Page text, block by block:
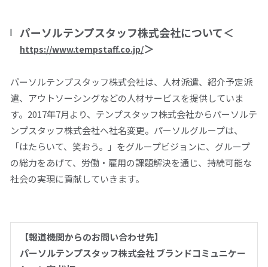
パーソルテンプスタッフ株式会社について＜
https://www.tempstaff.co.jp/＞
パーソルテンプスタッフ株式会社は、人材派遣、紹介予定派
遣、アウトソーシングなどの人材サービスを提供していま
す。 2017年7月より、テンプスタッフ株式会社からパーソルテ
ンプスタッフ株式会社へ社名変更。パーソルグループは、
「はたらいて、笑おう。」をグループビジョンに、グループ
の総力をあげて、労働・雇用の課題解決を通じ、持続可能な
社会の実現に貢献していきます。
【報道機関からのお問い合わせ先】
パーソルテンプスタッフ株式会社 ブランドコミュニケー